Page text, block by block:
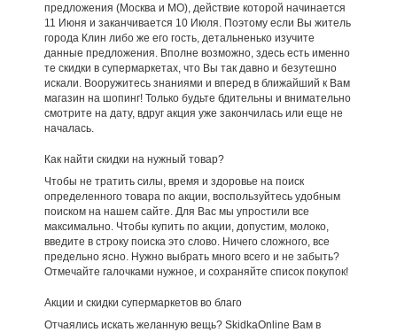
предложения (Москва и МО), действие которой начинается
11 Июня и заканчивается 10 Июля. Поэтому если Вы житель
города Клин либо же его гость, детальненько изучите
данные предложения. Вполне возможно, здесь есть именно
те скидки в супермаркетах, что Вы так давно и безутешно
искали. Вооружитесь знаниями и вперед в ближайший к Вам
магазин на шопинг! Только будьте бдительны и внимательно
смотрите на дату, вдруг акция уже закончилась или еще не
началась.
Как найти скидки на нужный товар?
Чтобы не тратить силы, время и здоровье на поиск
определенного товара по акции, воспользуйтесь удобным
поиском на нашем сайте. Для Вас мы упростили все
максимально. Чтобы купить по акции, допустим, молоко,
введите в строку поиска это слово. Ничего сложного, все
предельно ясно. Нужно выбрать много всего и не забыть?
Отмечайте галочками нужное, и сохраняйте список покупок!
Акции и скидки супермаркетов во благо
Отчаялись искать желанную вещь? SkidkaOnline Вам в